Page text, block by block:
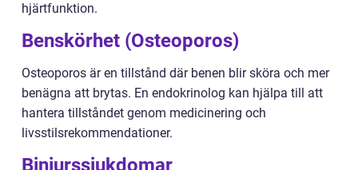
hjärtfunktion.
Benskörhet (Osteoporos)
Osteoporos är en tillstånd där benen blir sköra och mer
benägna att brytas. En endokrinolog kan hjälpa till att
hantera tillståndet genom medicinering och
livsstilsrekommendationer.
Binjurssjukdomar